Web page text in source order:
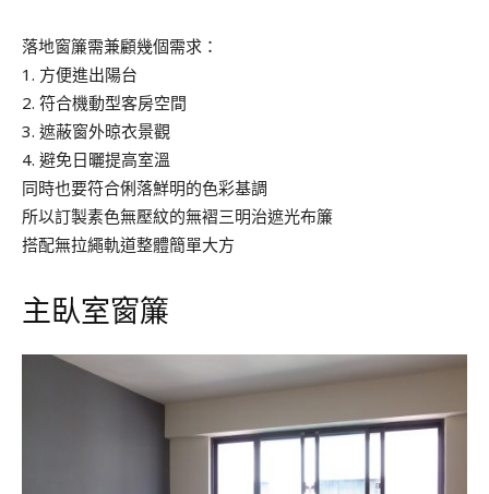
落地窗簾需兼顧幾個需求：
1. 方便進出陽台
2. 符合機動型客房空間
3. 遮蔽窗外晾衣景觀
4. 避免日曬提高室溫
同時也要符合俐落鮮明的色彩基調
所以訂製素色無壓紋的無褶三明治遮光布簾
搭配無拉繩軌道整體簡單大方
主臥室窗簾